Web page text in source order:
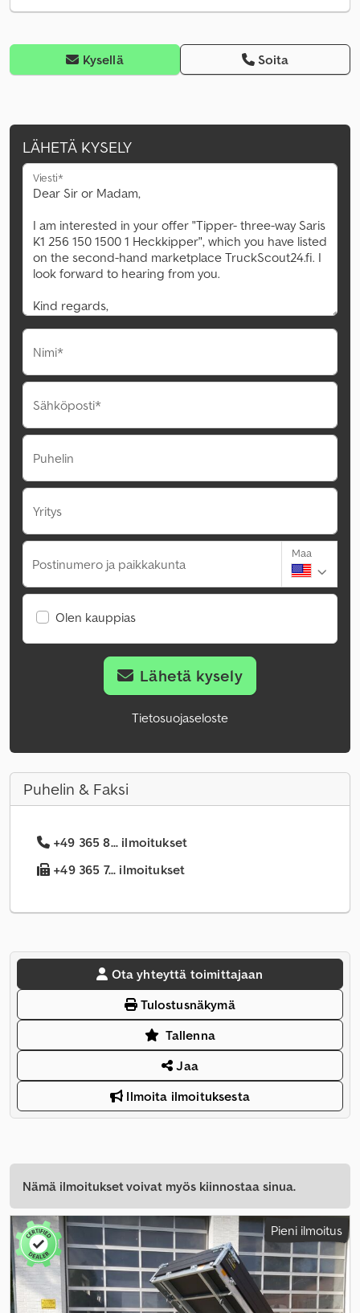
Kysellä Soita
LÄHETÄ KYSELY
Viesti*
Nimi*
Sähköposti*
Puhelin
Yritys
Postinumero ja paikkakunta
Maa
Olen kauppias
Lähetä kysely
Tietosuojaseloste
Puhelin & Faksi
+49 365 8... ilmoitukset
+49 365 7... ilmoitukset
Ota yhteyttä toimittajaan
Tulostusnäkymä
Tallenna
Jaa
Ilmoita ilmoituksesta
Nämä ilmoitukset voivat myös kiinnostaa sinua.
Pieni ilmoitus